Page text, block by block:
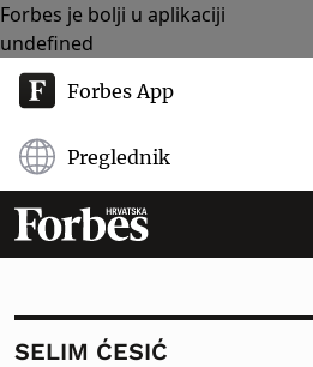
Forbes je bolji u aplikaciji
undefined
Forbes App
Preglednik
SELIM ĆESIĆ